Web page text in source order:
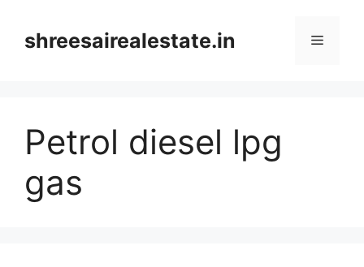
contentshreesairealestate.in Menu
Petrol diesel lpg
gas